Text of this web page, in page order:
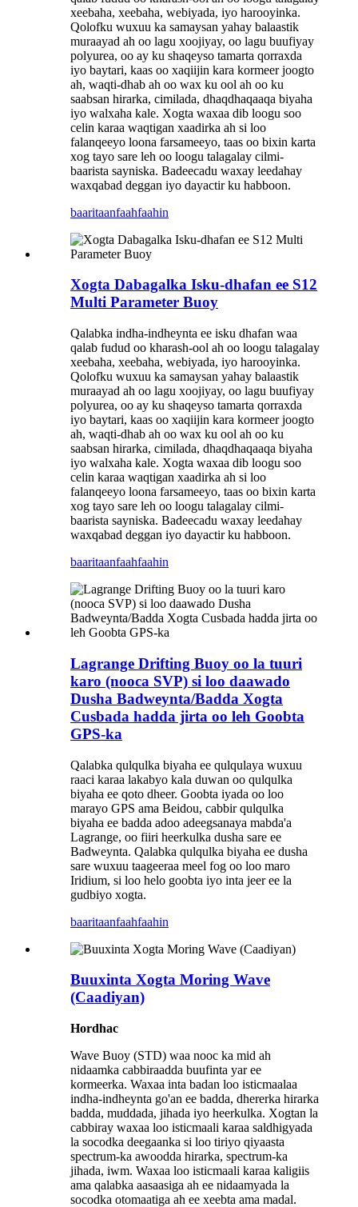
xeebaha, xeebaha, webiyada, iyo harooyinka.
Qolofku wuxuu ka samaysan yahay balaastik
muraayad ah oo lagu xoojiyay, oo lagu buufiyay
polyurea, oo ay ku shaqeyso tamarta qorraxda
iyo baytari, kaas oo xaqiijin kara kormeer joogto
ah, waqti-dhab ah oo wax ku ool ah oo ku
saabsan hirarka, cimilada, dhaqdhaqaaqa biyaha
iyo walxaha kale. Xogta waxaa dib loogu soo
celin karaa waqtigan xaadirka ah si loo
falanqeeyo loona farsameeyo, taas oo bixin karta
xog tayo sare leh oo loogu talagalay cilmi-
baarista sayniska. Badeecadu waxay leedahay
waxqabad deggan iyo dayactir ku habboon.
baaritaanfaahfaahin
Xogta Dabagalka Isku-dhafan ee S12
Multi Parameter Buoy
Qalabka indha-indheynta ee isku dhafan waa
qalab fudud oo kharash-ool ah oo loogu talagalay
xeebaha, xeebaha, webiyada, iyo harooyinka.
Qolofku wuxuu ka samaysan yahay balaastik
muraayad ah oo lagu xoojiyay, oo lagu buufiyay
polyurea, oo ay ku shaqeyso tamarta qorraxda
iyo baytari, kaas oo xaqiijin kara kormeer joogto
ah, waqti-dhab ah oo wax ku ool ah oo ku
saabsan hirarka, cimilada, dhaqdhaqaaqa biyaha
iyo walxaha kale. Xogta waxaa dib loogu soo
celin karaa waqtigan xaadirka ah si loo
falanqeeyo loona farsameeyo, taas oo bixin karta
xog tayo sare leh oo loogu talagalay cilmi-
baarista sayniska. Badeecadu waxay leedahay
waxqabad deggan iyo dayactir ku habboon.
baaritaanfaahfaahin
Lagrange Drifting Buoy oo la tuuri
karo (nooca SVP) si loo daawado
Dusha Badweynta/Badda Xogta
Cusbada hadda jirta oo leh Goobta
GPS-ka
Qalabka qulqulka biyaha ee qulqulaya wuxuu
raaci karaa lakabyo kala duwan oo qulqulka
biyaha ee qoto dheer. Goobta iyada oo loo
marayo GPS ama Beidou, cabbir qulqulka
biyaha ee badda adoo adeegsanaya mabda'a
Lagrange, oo fiiri heerkulka dusha sare ee
Badweynta. Qalabka qulqulka biyaha ee dusha
sare wuxuu taageeraa meel fog oo loo maro
Iridium, si loo helo goobta iyo inta jeer ee la
gudbiyo xogta.
baaritaanfaahfaahin
Buuxinta Xogta Moring Wave
(Caadiyan)
Hordhac
Wave Buoy (STD) waa nooc ka mid ah
nidaamka cabbiraadda buufinta yar ee
kormeerka. Waxaa inta badan loo isticmaalaa
indha-indheynta go'an ee badda, dhererka hirarka
badda, muddada, jihada iyo heerkulka. Xogtan la
cabbiray waxaa loo isticmaali karaa saldhigyada
la socodka deegaanka si loo tiriyo qiyaasta
spectrum-ka awoodda hirarka, spectrum-ka
jihada, iwm. Waxaa loo isticmaali karaa kaligiis
ama qalabka aasaasiga ah ee nidaamyada la
socodka otomaatiga ah ee xeebta ama madal.